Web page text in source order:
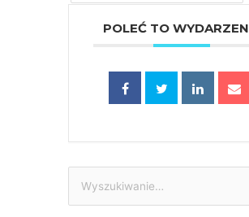
POLEĆ TO
Szukaj
dla: